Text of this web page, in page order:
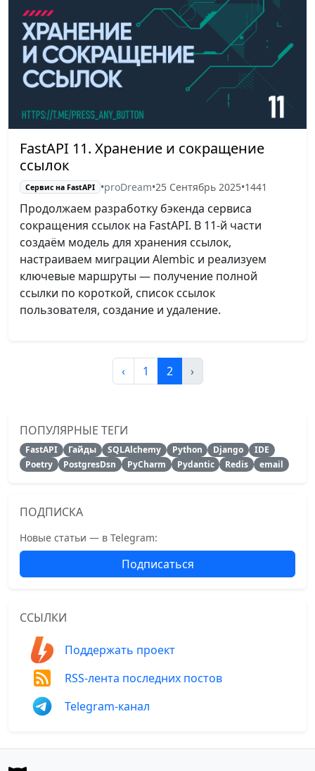
FastAPI 11. Хранение и сокращение
ссылок
Сервис на FastAPI •proDream•25 Сентябрь 2025•1441
Продолжаем разработку бэкенда сервиса
сокращения ссылок на FastAPI. В 11-й части
создаём модель для хранения ссылок,
настраиваем миграции Alembic и реализуем
ключевые маршруты — получение полной
ссылки по короткой, список ссылок
пользователя, создание и удаление.
‹ 1 2 ›
ПОПУЛЯРНЫЕ ТЕГИ
FastAPI Гайды SQLAlchemy Python Django
IDE
Poetry
PostgresDsn PyCharm Pydantic Redis email
ПОДПИСКА
Новые статьи — в Telegram:
Подписаться
ССЫЛКИ
Поддержать проект
RSS-лента последних постов
Telegram-канал